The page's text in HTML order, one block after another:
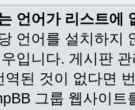
언어가 리스트에
언어를 설치하지
입니다. 게시판
역된 것이 없다면
그룹 웹사이